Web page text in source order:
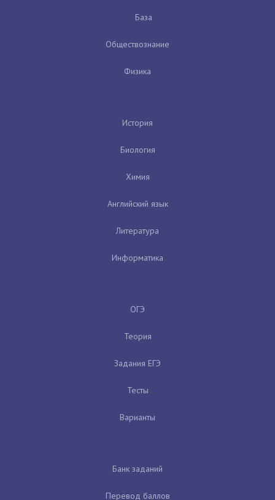
База
Обществознание
Физика
История
Биология
Химия
Английский язык
Литература
Информатика
ОГЭ
Теория
Задания ЕГЭ
Тесты
Варианты
Банк заданий
Перевод баллов